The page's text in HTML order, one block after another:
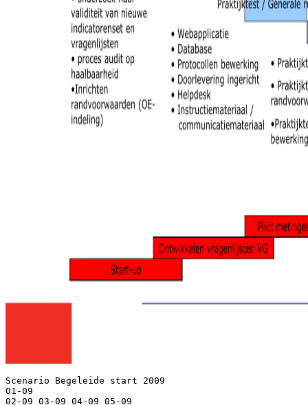
Scenario Begeleide start 2009
01-09
02-09 03-09 04-09 05-09